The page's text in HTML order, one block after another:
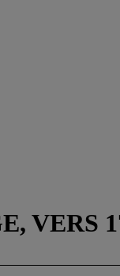
VERS